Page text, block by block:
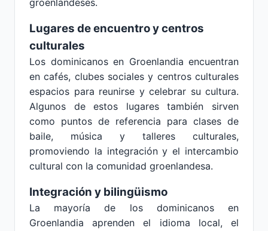
groenlandeses.
Lugares de encuentro y centros
culturales
Los dominicanos en Groenlandia encuentran
en cafés, clubes sociales y centros culturales
espacios para reunirse y celebrar su cultura.
Algunos de estos lugares también sirven
como puntos de referencia para clases de
baile, música y talleres culturales,
promoviendo la integración y el intercambio
cultural con la comunidad groenlandesa.
Integración y bilingüismo
La mayoría de los dominicanos en
Groenlandia aprenden el idioma local, el